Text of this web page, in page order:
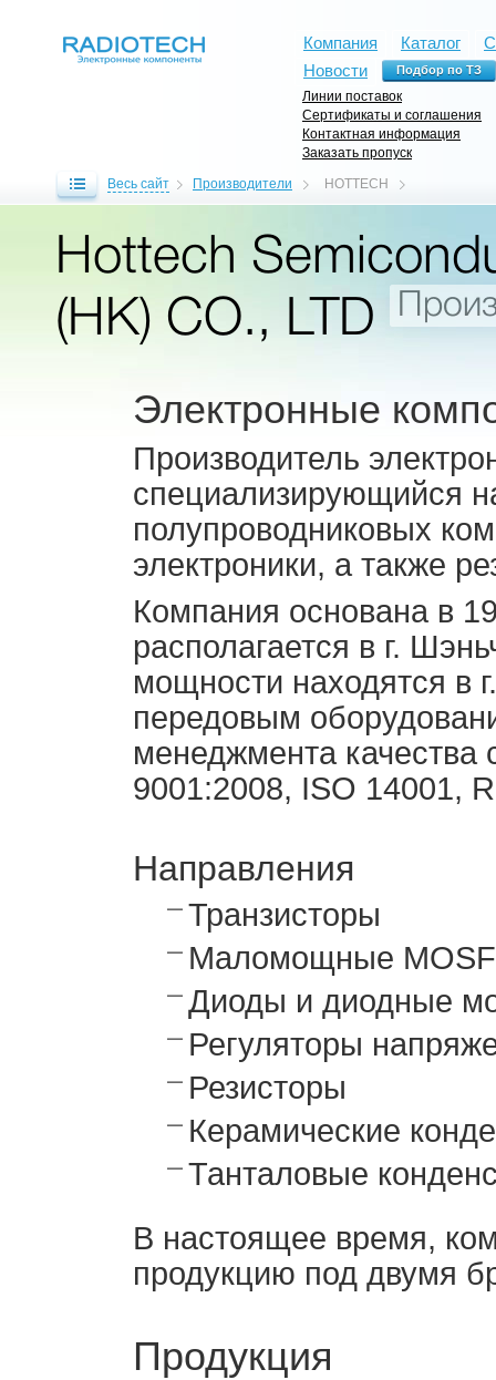
Компания Каталог
Новости
Линии поставок
Сертификаты и соглашения
Контактная информация
Заказать пропуск
Весь сайт Производители HOTTECH
Hottech
(HK) CO., LTD
Электронные
Производитель
специализирующийся
полупроводниковых
электроники, а также
Компания основана в
располагается в г.
мощности находятся в
передовым
менеджмента качества
9001:2008, ISO 14001,
Направления
Транзисторы
Маломощные
Диоды и диодные
Регуляторы
Резисторы
Керамические
Танталовые
В настоящее время,
продукцию под двумя
Продукция